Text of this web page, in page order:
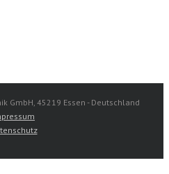
GmbH, 45219 Essen - Deutschland